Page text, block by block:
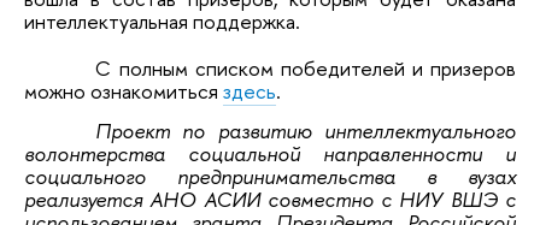
интеллектуальная поддержка.
С полным списком победителей и призеров
можно ознакомиться здесь.
Проект по развитию интеллектуального
волонтерства социальной направленности и
социального предпринимательства в вузах
реализуется АНО АСИИ совместно с НИУ ВШЭ с